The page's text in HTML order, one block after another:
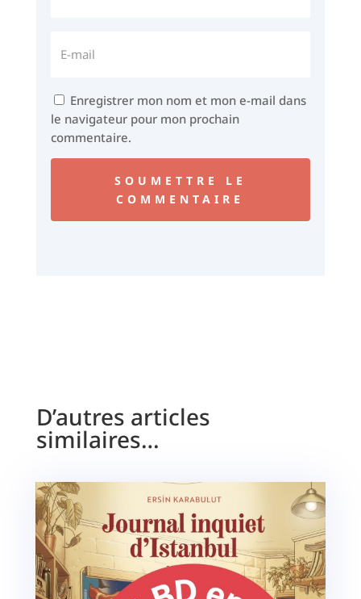
Enregistrer mon nom et mon e-mail dans
le navigateur pour mon prochain
commentaire.
SOUMETTRE LE
COMMENTAIRE
D’autres articles
similaires…